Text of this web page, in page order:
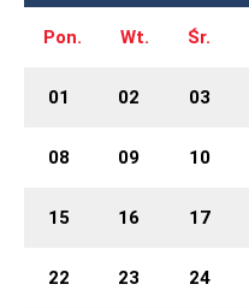
Pon. Wt. Śr.
01 02 03
08 09 10
15 16 17
22 23 24